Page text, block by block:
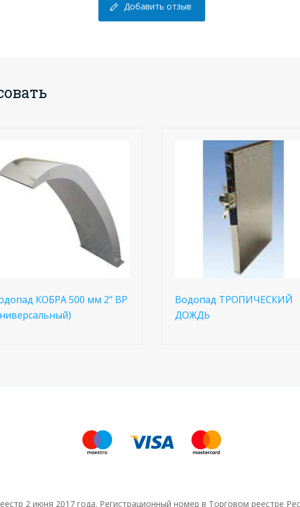
Добавить отзыв
КОБРА 500 мм 2" ВР
Водопад ТРОПИЧЕСКИЙ
ДОЖДЬ
2 июня 2017 года. Регистрационный номер в Торговом реестре